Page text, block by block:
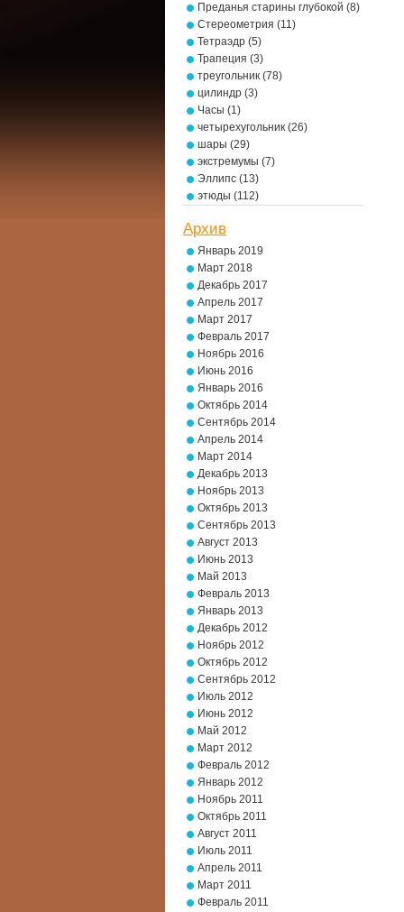
Преданья старины глубокой (8)
Стереометрия (11)
Тетраэдр (5)
Трапеция (3)
треугольник (78)
цилиндр (3)
Часы (1)
четырехугольник (26)
шары (29)
экстремумы (7)
Эллипс (13)
этюды (112)
Архив
Январь 2019
Март 2018
Декабрь 2017
Апрель 2017
Март 2017
Февраль 2017
Ноябрь 2016
Июнь 2016
Январь 2016
Октябрь 2014
Сентябрь 2014
Апрель 2014
Март 2014
Декабрь 2013
Ноябрь 2013
Октябрь 2013
Сентябрь 2013
Август 2013
Июнь 2013
Май 2013
Февраль 2013
Январь 2013
Декабрь 2012
Ноябрь 2012
Октябрь 2012
Сентябрь 2012
Июль 2012
Июнь 2012
Май 2012
Март 2012
Февраль 2012
Январь 2012
Ноябрь 2011
Октябрь 2011
Август 2011
Июль 2011
Апрель 2011
Март 2011
Февраль 2011